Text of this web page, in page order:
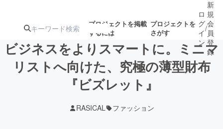
プロジェクトを掲載
するには
プロジェクトを
さがす
注目の新着プロ 募集終了が近いプ
ロ
グ
イ
ン
/
新
規
会
員
登
録
ビジネスをよりスマートに。ミニマ
リストへ向けた、究極の薄型財布
『ビズレット』
RASICAL ファッション